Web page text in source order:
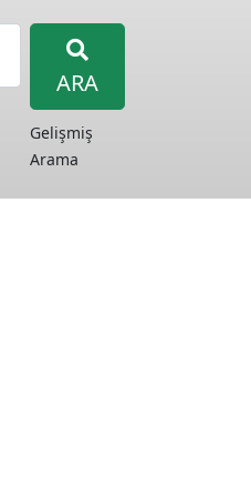
ARA
Gelişmiş
Arama